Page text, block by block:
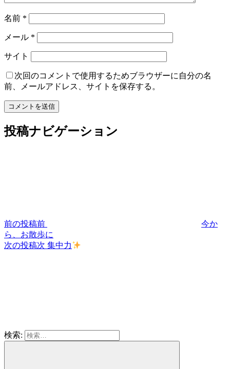
名前 *
メール *
サイト
次回のコメントで使用するためブラウザーに自分の名
前、メールアドレス、サイトを保存する。
投稿ナビゲーション
前の投稿前
今か
ら、お散歩に
次の投稿次 集中力
検索: